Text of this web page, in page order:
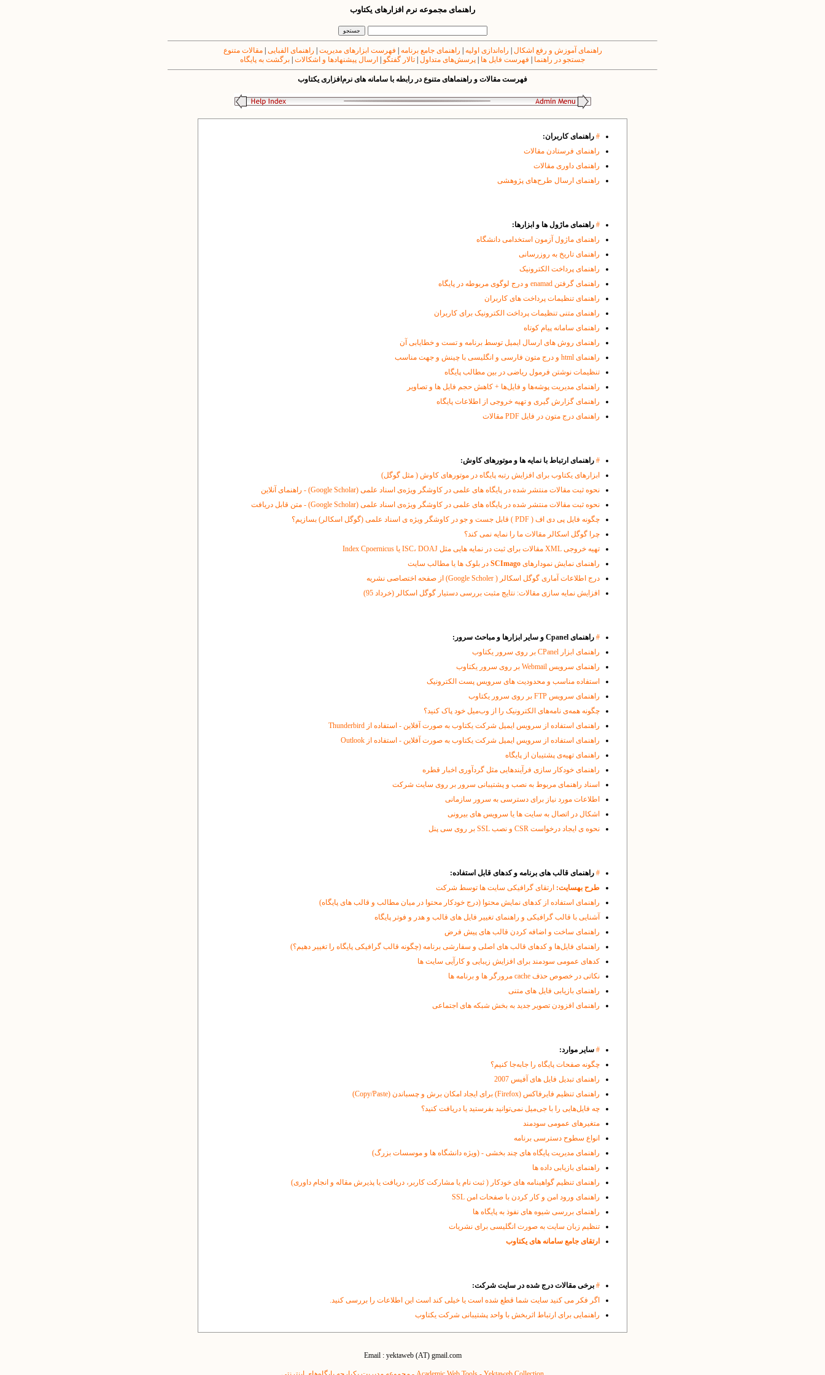
راهنمای مجموعه نرم افزارهای یکتاوب
راهنمای آموزش و رفع اشکال راه‌اندازی اولیه راهنمای جامع برنامه فهرست ابزارهای مدیریت راهنمای الفبایی |مقالات متنوع
جستجو در راهنما
فهرست فایل ها پرسش‌های متداول تالار گفتگو ارسال پیشنهادها و اشکالات برگشت به پایگاه
فهرست مقالات و راهنماهای متنوع در رابطه با سامانه های نرم‌افزاری یکتاوب
# راهنمای کاربران:
راهنمای فرستادن مقالات
راهنمای داوری مقالات
راهنمای ارسال طرح‌های پژوهشی
# راهنمای ماژول ها و ابزارها:
راهنمای ماژول آزمون استخدامی دانشگاه
راهنمای تاریخ به روزرسانی
راهنمای پرداخت الکترونیک
راهنمای گرفتن enamad و درج لوگوی مربوطه در پایگاه
راهنمای تنظیمات پرداخت های کاربران
راهنمای متنی تنظیمات پرداخت الکترونیک برای کاربران
راهنمای سامانه پیام کوتاه
راهنمای روش های ارسال ایمیل توسط برنامه و تست و خطایابی آن
راهنمای html و درج متون فارسی و انگلیسی با چینش و جهت مناسب
تنظیمات نوشتن فرمول ریاضی در بین مطالب پایگاه
راهنمای مدیریت پوشه‌ها و فایل‌ها + کاهش حجم فایل ها و تصاویر
راهنمای گزارش گیری و تهیه خروجی از اطلاعات پایگاه
راهنمای درج متون در فایل PDF مقالات
# راهنمای ارتباط با نمایه ها و موتورهای کاوش:
ابزارهای یکتاوب برای افزایش رتبه پایگاه در موتورهای کاوش ( مثل گوگل)‌
نحوه ثبت مقالات منتشر شده در پایگاه های علمی در کاوشگر ویژه‌ی اسناد علمی (Google Scholar) - راهنمای آنلاین
نحوه ثبت مقالات منتشر شده در پایگاه های علمی در کاوشگر ویژه‌ی اسناد علمی (Google Scholar) - متن قابل دریافت
چگونه فایل پی دی اف ( PDF ) قابل جست و جو در کاوشگر ویژه ی اسناد علمی (گوگل اسکالر) بسازیم؟
چرا گوگل اسکالر مقالات ما را نمایه نمی کند؟
تهیه خروجی XML مقالات برای ثبت در نمایه هایی مثل ISC، DOAJ یا Index Cpoernicus
راهنمای نمایش نمودارهای SCImago در بلوک ها یا مطالب سایت
درج اطلاعات آماری گوگل اسکالر ( Google Scholer) از صفحه اختصاصی نشریه
افزایش نمایه سازی مقالات: نتایج مثبت بررسی دستیار گوگل اسکالر (خرداد 95)
# راهنمای Cpanel و سایر ابزارها و مباحث سرور:
راهنمای ابزار CPanel بر روی سرور یکتاوب
راهنمای سرویس Webmail بر روی سرور یکتاوب
استفاده مناسب و محدودیت های سرویس پست الکترونیک
راهنمای سرویس FTP بر روی سرور یکتاوب
چگونه‌ همه‌ی نامه‌های الکترونیک را از وب‌میل خود پاک کنید؟
راهنمای استفاده از سرویس ایمیل شرکت یکتاوب به صورت آفلاین - استفاده از Thunderbird
راهنمای استفاده از سرویس ایمیل شرکت یکتاوب به صورت آفلاین - استفاده از Outlook
راهنمای تهیه‌ی پشتیبان از پایگاه
راهنمای خودکار سازی فرآیندهایی مثل گردآوری اخبار قطره
اسناد راهنمای مربوط به نصب و پشتیبانی سرور بر روی سایت شرکت
اطلاعات مورد نیاز برای دسترسی به سرور سازمانی
اشکال در اتصال به سایت ها یا سرویس های بیرونی
نحوه ی ایجاد درخواست CSR و نصب SSL بر روی سی پنل
# راهنمای قالب های برنامه و کدهای قابل استفاده:
طرح بهسایت: ارتقای گرافیکی سایت ها توسط شرکت
راهنمای استفاده از کدهای نمایش محتوا (درج خودکار محتوا در میان مطالب و قالب های پایگاه)
آشنایی با قالب گرافیکی و راهنمای تغییر فایل های قالب و هدر و فوتر پایگاه
راهنمای ساخت و اضافه کردن قالب های پیش فرض
راهنمای فایل‌ها و کدهای قالب های اصلی و سفارشی برنامه (چگونه قالب گرافیکی پایگاه را تغییر دهیم؟)
کدهای عمومی سودمند برای افزایش زیبایی و کارآیی سایت ها
نکاتی در خصوص حذف cache مرورگر ها و برنامه ها
راهنمای بازیابی فایل های متنی
راهنمای افزودن تصویر جدید به بخش شبکه های اجتماعی
# سایر موارد:
چگونه صفحات پایگاه را جابه‌جا کنیم؟
راهنمای تبدیل فایل های آفیس 2007
راهنمای تنظیم فایرفاکس (Firefox) برای ایجاد امکان برش و چسباندن (Copy/Paste)
چه فایل‌هایی را با جی‌میل نمی‌توانید بفرستید یا دریافت کنید؟
متغیرهای عمومی سودمند
انواع سطوح دسترسی برنامه
راهنمای مدیریت پایگاه های چند بخشی - (ویژه دانشگاه ها و موسسات بزرگ)
راهنمای بازیابی داده ها
راهنمای تنظیم گواهینامه های خودکار ( ثبت نام یا مشارکت کاربر، دریافت یا پذیرش مقاله و انجام داوری)
راهنمای ورود امن و کار کردن با صفحات امن SSL
راهنمای بررسی شیوه های نفوذ به پایگاه ها
تنظیم زبان سایت به صورت انگلیسی برای نشریات
ارتقای جامع سامانه های یکتاوب
# برخی مقالات درج شده در سایت شرکت:
اگر فکر می کنید سایت شما قطع شده است یا خیلی کند است این اطلاعات را بررسی کنید.
راهنمایی برای ارتباط اثربخش با واحد پشتیبانی شرکت یکتاوب
Email : yektaweb (AT) gmail.com